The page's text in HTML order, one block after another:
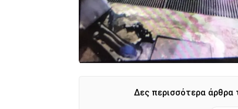
Δες περισσότερα άρθρα